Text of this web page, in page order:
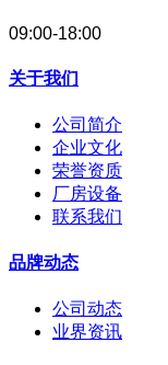
09:00-18:00
关于我们
公司简介
企业文化
荣誉资质
厂房设备
联系我们
品牌动态
公司动态
业界资讯